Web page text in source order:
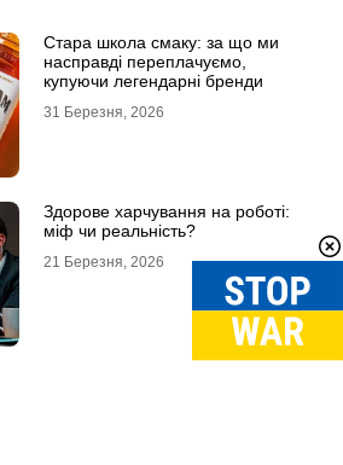
Стара школа смаку: за що ми
насправді переплачуємо,
купуючи легендарні бренди
31 Березня, 2026
Здорове харчування на роботі:
міф чи реальність?
21 Березня, 2026